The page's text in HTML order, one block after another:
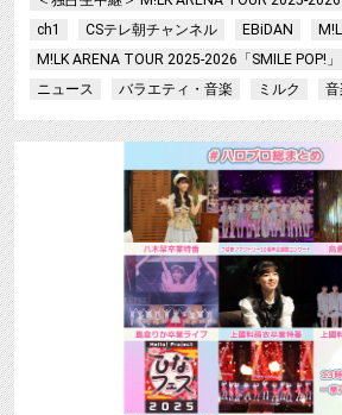
ch1
CSテレ朝チャンネル EBiDAN
M!LK ARENA TOUR 2025-2026「SMILE POP!」
ニュース
バラエティ・音楽 ミルク 音